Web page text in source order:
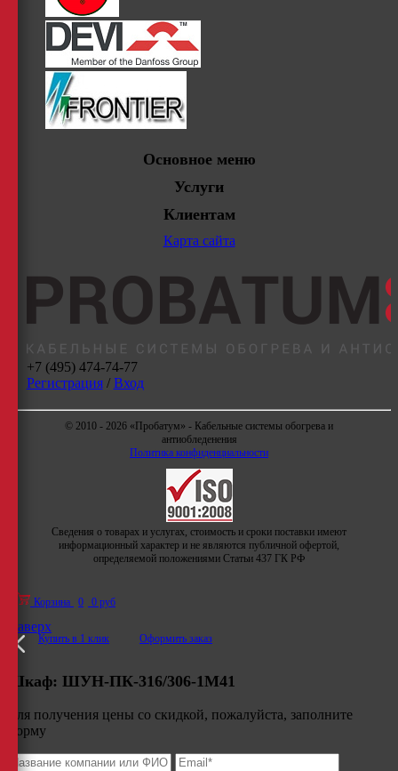
Основное меню
Услуги
Клиентам
Карта сайта
+7 (495) 474-74-77
Регистрация/ Вход
© 2010 - 2026 «Пробатум» - Кабельные системы обогрева и
антиобледенения
Политика конфиденциальности
Сведения о товарах и услугах, стоимость и сроки поставки имеют
информационный характер и не являются публичной офертой,
определяемой положениями Статьи 437 ГК РФ
Корзина 0 0 руб
Купить в 1 клик Оформить заказ
Наверх
Шкаф: ШУН-ПК-316/306-1М41
Для получения цены со скидкой, пожалуйста, заполните
форму